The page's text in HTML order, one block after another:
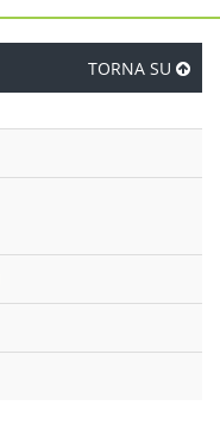
TORNA SU